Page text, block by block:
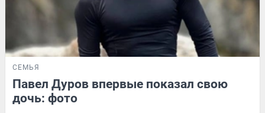
СЕМЬЯ
Павел Дуров впервые показал свою
дочь: фото